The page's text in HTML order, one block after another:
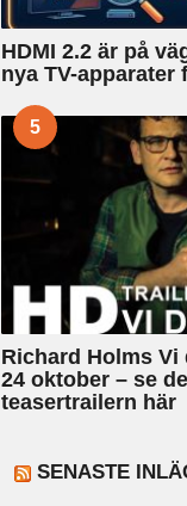
HDMI 2.2 är på
nya TV-apparater
5
Richard Holms
24 oktober – se
teasertrailern här
SENASTE